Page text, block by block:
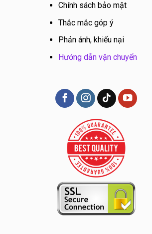
Chính sách bảo mật
Thắc mắc góp ý
Phản ánh, khiếu nại
Hướng dẫn vận chuyển